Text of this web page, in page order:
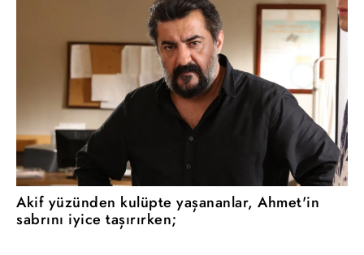
Akif yüzünden kulüpte yaşananlar, Ahmet'in
sabrını iyice taşırırken;